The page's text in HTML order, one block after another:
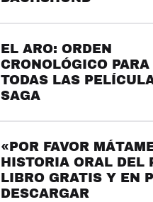
EL ARO: ORDEN
CRONOLÓGICO PARA
TODAS LAS
SAGA
«POR FAVOR
HISTORIA ORAL DEL
LIBRO GRATIS Y EN
DESCARGAR